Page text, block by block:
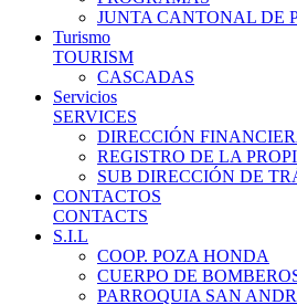
JUNTA CANTONAL DE
Turismo
TOURISM
CASCADAS
Servicios
SERVICES
DIRECCIÓN
REGISTRO DE LA
SUB DIRECCIÓN DE
CONTACTOS
CONTACTS
S.I.L
COOP. POZA HONDA
CUERPO DE
PARROQUIA SAN